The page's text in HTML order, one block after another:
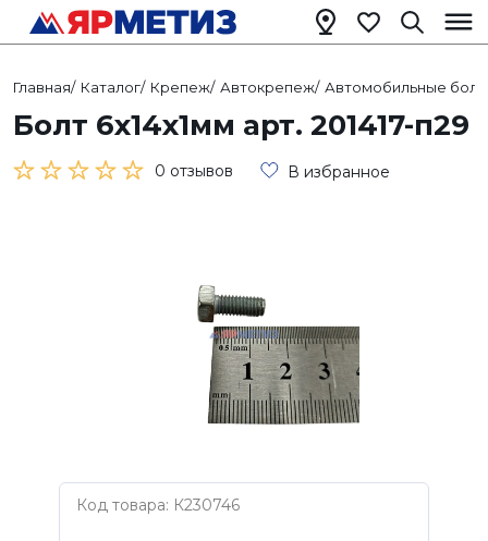
Главная/ Каталог/ Крепеж/ Автокрепеж/ Автомобильные
Болт 6х14х1мм арт. 201417-п29
0 отзывов В избранное
Код товара: К230746